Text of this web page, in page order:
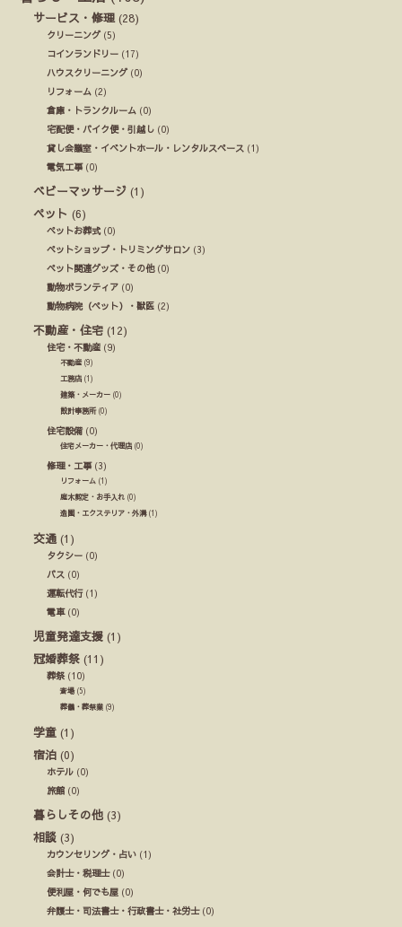
サービス・修理 (28)
クリーニング(5)
コインランドリー (17)
ハウスクリーニング(0)
リフォーム (2)
倉庫・トランクルーム (0)
宅配便・バイク便・引越し (0)
貸し会議室・イベントホール・レンタルスペース (1)
電気工事(0)
ベビーマッサージ (1)
ペット (6)
ペットお葬式(0)
ペットショップ・トリミングサロン (3)
ペット関連グッズ・その他(0)
動物ボランティア (0)
動物病院（ペット）・獣医 (2)
不動産・住宅 (12)
住宅・不動産 (9)
不動産 (9)
工務店 (1)
建築・メーカー (0)
設計事務所(0)
住宅設備(0)
住宅メーカー・代理店 (0)
修理・工事(3)
リフォーム (1)
庭木剪定・お手入れ (0)
造園・エクステリア・外溝(1)
交通 (1)
タクシー (0)
バス (0)
運転代行(1)
電車(0)
児童発達支援 (1)
冠婚葬祭 (11)
葬祭(10)
斎場(5)
葬儀・葬祭業 (9)
学童 (1)
宿泊 (0)
ホテル (0)
旅館 (0)
暮らしその他 (3)
相談 (3)
カウンセリング・占い (1)
会計士・税理士(0)
便利屋・何でも屋 (0)
弁護士・司法書士・行政書士・社労士(0)